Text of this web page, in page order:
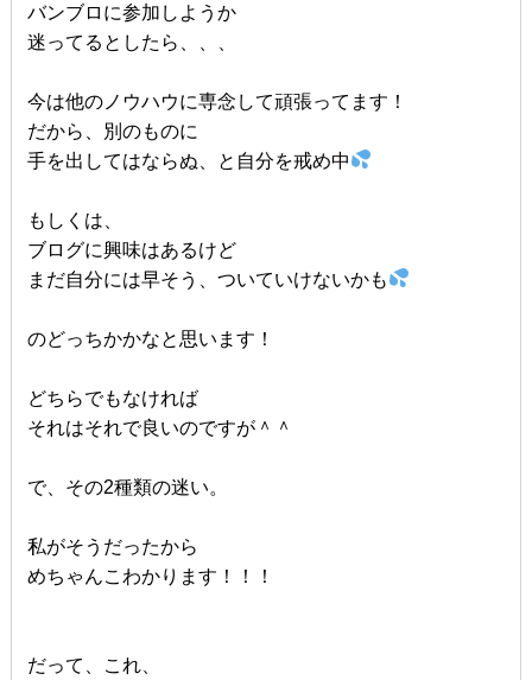
バンブロに参加しようか
迷ってるとしたら、、、
今は他のノウハウに専念して頑張ってます！
だから、別のものに
手を出してはならぬ、と自分を戒め中
もしくは、
ブログに興味はあるけど
まだ自分には早そう、ついていけないかも
のどっちかかなと思います！
どちらでもなければ
それはそれで良いのですが＾＾
で、その2種類の迷い。
私がそうだったから
めちゃんこわかります！！！
だって、これ、